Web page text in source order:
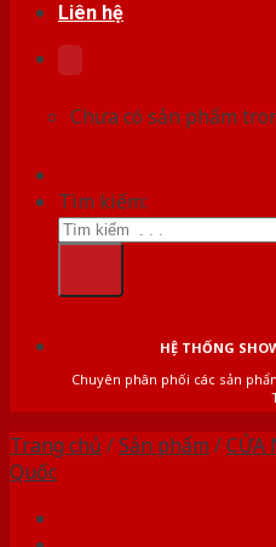
Liên hệ
Chưa có sản phẩm
Tìm kiếm:
HỆ THỐNG
Chuyên phân phối các sản
Trang chủ /Sản phẩm /CỬA
Quốc